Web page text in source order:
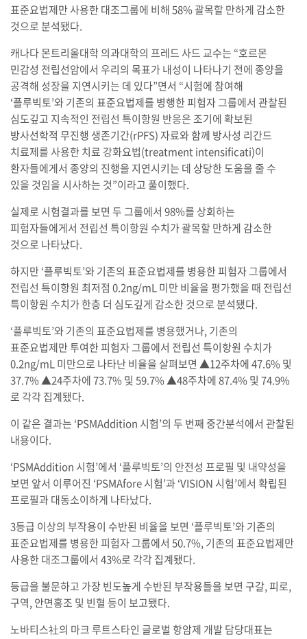
표준요법제만 사용한 대조그룹에 비해 58% 괄목할 만하게 감소한
것으로 분석됐다.
캐나다 몬트리올대학 의과대학의 프레드 사드 교수는 “호르몬
민감성 전립선암에서 우리의 목표가 내성이 나타나기 전에 종양을
공격해 성장을 지연시키는 데 있다”면서 “시험에 참여해
‘플루빅토’와 기존의 표준요법제를 병행한 피험자 그룹에서 관찰된
심도깊고 지속적인 전립선 특이항원 반응은 조기에 확보된
방사선학적 무진행 생존기간(rPFS) 자료와 함께 방사성 리간드
치료제를 사용한 치료 강화요법(treatment intensificati)이
환자들에게서 종양의 진행을 지연시키는 데 상당한 도움을 줄 수
있을 것임을 시사하는 것”이라고 풀이했다.
실제로 시험결과를 보면 두 그룹에서 98%를 상회하는
피험자들에게서 전립선 특이항원 수치가 괄목할 만하게 감소한
것으로 나타났다.
하지만 ‘플루빅토’와 기존의 표준요법제를 병용한 피험자 그룹에서
전립선 특이항원 최저점 0.2ng/mL 미만 비율을 평가했을 때 전립선
특이항원 수치가 한층 더 심도깊게 감소한 것으로 분석됐다.
‘플루빅토’와 기존의 표준요법제를 병용했거나, 기존의
표준요법제만 투여한 피험자 그룹에서 전립선 특이항원 수치가
0.2ng/mL 미만으로 나타난 비율을 살펴보면 ▲12주차에 47.6% 및
37.7% ▲24주차에 73.7% 및 59.7% ▲48주차에 87.4% 및 74.9%
로 각각 집계됐다.
이 같은 결과는 ‘PSMAddition 시험’의 두 번째 중간분석에서 관찰된
내용이다.
‘PSMAddition 시험’에서 ‘플루빅토’의 안전성 프로필 및 내약성을
보면 앞서 이루어진 ‘PSMAfore 시험’과 ‘VISION 시험’에서 확립된
프로필과 대동소이하게 나타났다.
3등급 이상의 부작용이 수반된 비율을 보면 ‘플루빅토’와 기존의
표준요법제를 병용한 피험자 그룹에서 50.7%, 기존의 표준요법제만
사용한 대조그룹에서 43%로 각각 집계됐다.
등급을 불문하고 가장 빈도높게 수반된 부작용들을 보면 구갈, 피로,
구역, 안면홍조 및 빈혈 등이 보고됐다.
노바티스社의 마크 루트스타인 글로벌 항암제 개발 담당대표는